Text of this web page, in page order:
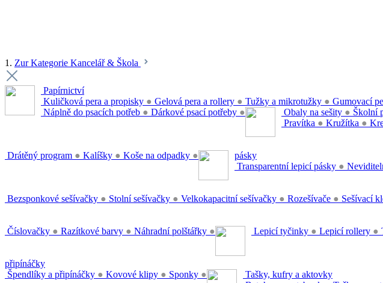
1. Zur Kategorie Kancelář & Škola
Papírnictví
Kuličková pera a propisky ● Gelová pera a rollery ● Tužky a mikrotužky ● Gumovací
Náplně do psacích potřeb ● Dárkové psací potřeby ●
Obaly na sešity ● Školní
Pravítka ● Kružítka ●
Drátěný program ● Kalíšky ● Koše na odpadky ●
pásky
Transparentní lepicí pásky ●
Bezsponkové sešívačky ● Stolní sešívačky ● Velkokapacitní sešívačky ● Rozešívače ● Sešívací
Číslovačky ● Razítkové barvy ● Náhradní polštářky ● Lepicí tyčinky ● Lepicí rollery ●
připínáčky
Špendlíky a připínáčky ● Kovové klipy ● Sponky ●
Tašky, kufry a aktovky